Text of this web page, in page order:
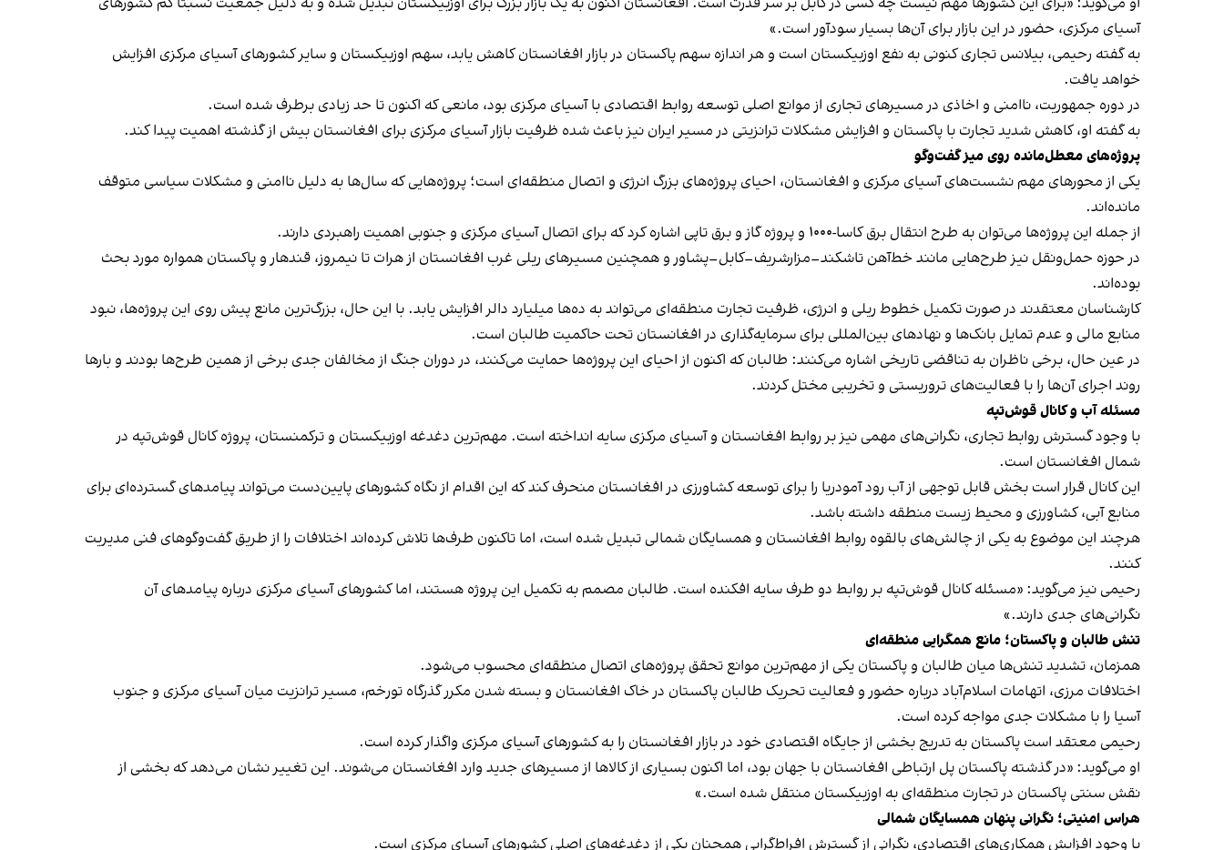
آسیای مرکزی، حضور در این بازار برای آن‌ها بسیار سودآور است.»
به گفته رحیمی، بیلانس تجاری کنونی به نفع اوزبیکستان است و هر اندازه سهم پاکستان در بازار افغانستان کاهش یابد، سهم اوزبیکستان و سایر کشورهای آسیای مرکزی افزایش
خواهد یافت.
در دوره جمهوریت، ناامنی و اخاذی در مسیرهای تجاری از موانع اصلی توسعه روابط اقتصادی با آسیای مرکزی بود، مانعی که اکنون تا حد زیادی برطرف شده است.
به گفته او، کاهش شدید تجارت با پاکستان و افزایش مشکلات ترانزیتی در مسیر ایران نیز باعث شده ظرفیت بازار آسیای مرکزی برای افغانستان بیش از گذشته اهمیت پیدا کند.
پروژه‌های معطل‌مانده روی میز گفت‌وگو
یکی از محورهای مهم نشست‌های آسیای مرکزی و افغانستان، احیای پروژه‌های بزرگ انرژی و اتصال منطقه‌ای است؛ پروژه‌هایی که سال‌ها به دلیل ناامنی و مشکلات سیاسی متوقف
مانده‌اند.
از جمله این پروژه‌ها می‌توان به طرح انتقال برق کاسا-۱۰۰۰ و پروژه گاز و برق تاپی اشاره کرد که برای اتصال آسیای مرکزی و جنوبی اهمیت راهبردی دارند.
در حوزه حمل‌ونقل نیز طرح‌هایی مانند خط‌آهن تاشکند–مزارشریف–کابل–پشاور و همچنین مسیرهای ریلی غرب افغانستان از هرات تا نیمروز، قندهار و پاکستان همواره مورد بحث
بوده‌اند.
کارشناسان معتقدند در صورت تکمیل خطوط ریلی و انرژی، ظرفیت تجارت منطقه‌ای می‌تواند به ده‌ها میلیارد دالر افزایش یابد. با این حال، بزرگ‌ترین مانع پیش روی این پروژه‌ها، نبود
منابع مالی و عدم تمایل بانک‌ها و نهادهای بین‌المللی برای سرمایه‌گذاری در افغانستان تحت حاکمیت طالبان است.
در عین حال، برخی ناظران به تناقضی تاریخی اشاره می‌کنند: طالبان که اکنون از احیای این پروژه‌ها حمایت می‌کنند، در دوران جنگ از مخالفان جدی برخی از همین طرح‌ها بودند و بارها
روند اجرای آن‌ها را با فعالیت‌های تروریستی و تخریبی مختل کردند.
مسئله آب و کانال قوش‌تپه
با وجود گسترش روابط تجاری، نگرانی‌های مهمی نیز بر روابط افغانستان و آسیای مرکزی سایه انداخته است. مهم‌ترین دغدغه اوزبیکستان و ترکمنستان، پروژه کانال قوش‌تپه در
شمال افغانستان است.
این کانال قرار است بخش قابل توجهی از آب رود آمودریا را برای توسعه کشاورزی در افغانستان منحرف کند که این اقدام از نگاه کشورهای پایین‌دست می‌تواند پیامدهای گسترده‌ای برای
منابع آبی، کشاورزی و محیط زیست منطقه داشته باشد.
هرچند این موضوع به یکی از چالش‌های بالقوه روابط افغانستان و همسایگان شمالی تبدیل شده است، اما تاکنون طرف‌ها تلاش کرده‌اند اختلافات را از طریق گفت‌وگوهای فنی مدیریت
کنند.
رحیمی نیز می‌گوید: «مسئله کانال قوش‌تپه بر روابط دو طرف سایه افکنده است. طالبان مصمم به تکمیل این پروژه هستند، اما کشورهای آسیای مرکزی درباره پیامدهای آن
نگرانی‌های جدی دارند.»
تنش طالبان و پاکستان؛ مانع همگرایی منطقه‌ای
همزمان، تشدید تنش‌ها میان طالبان و پاکستان یکی از مهم‌ترین موانع تحقق پروژه‌های اتصال منطقه‌ای محسوب می‌شود.
اختلافات مرزی، اتهامات اسلام‌آباد درباره حضور و فعالیت تحریک طالبان پاکستان در خاک افغانستان و بسته شدن مکرر گذرگاه تورخم، مسیر ترانزیت میان آسیای مرکزی و جنوب
آسیا را با مشکلات جدی مواجه کرده است.
رحیمی معتقد است پاکستان به تدریج بخشی از جایگاه اقتصادی خود در بازار افغانستان را به کشورهای آسیای مرکزی واگذار کرده است.
او می‌گوید: «در گذشته پاکستان پل ارتباطی افغانستان با جهان بود، اما اکنون بسیاری از کالاها از مسیرهای جدید وارد افغانستان می‌شوند. این تغییر نشان می‌دهد که بخشی از
نقش سنتی پاکستان در تجارت منطقه‌ای به اوزبیکستان منتقل شده است.»
هراس امنیتی؛ نگرانی پنهان همسایگان شمالی
با وجود افزایش همکاری‌های اقتصادی، نگرانی از گسترش افراط‌گرایی همچنان یکی از دغدغه‌های اصلی کشورهای آسیای مرکزی است.